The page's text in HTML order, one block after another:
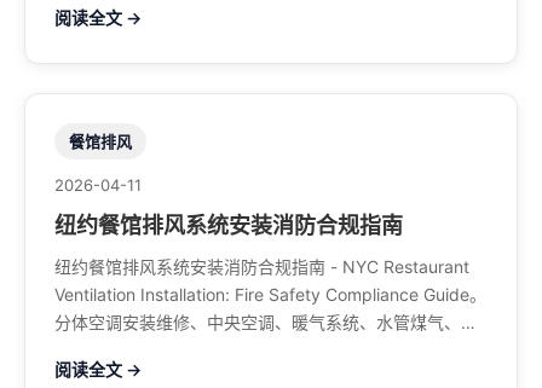
阅读全文 →
餐馆排风
2026-04-11
纽约餐馆排风系统安装消防合规指南
纽约餐馆排风系统安装消防合规指南 - NYC Restaurant
Ventilation Installation: Fire Safety Compliance Guide。
分体空调安装维修、中央空调、暖气系统、水管煤气、餐
阅读全文 →